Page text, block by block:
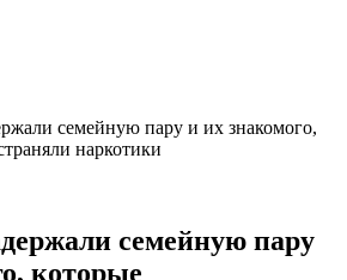
семейную пару и их знакомого,
наркотики
семейную пару
которые